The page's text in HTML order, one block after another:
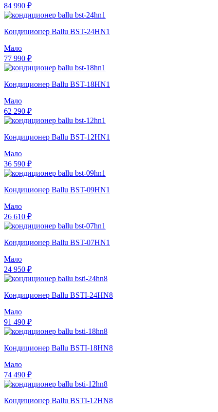
84 990 ₽
Кондиционер Ballu BST-24HN1
Мало
77 990 ₽
Кондиционер Ballu BST-18HN1
Мало
62 290 ₽
Кондиционер Ballu BST-12HN1
Мало
36 590 ₽
Кондиционер Ballu BST-09HN1
Мало
26 610 ₽
Кондиционер Ballu BST-07HN1
Мало
24 950 ₽
Кондиционер Ballu BSTI-24HN8
Мало
91 490 ₽
Кондиционер Ballu BSTI-18HN8
Мало
74 490 ₽
Кондиционер Ballu BSTI-12HN8